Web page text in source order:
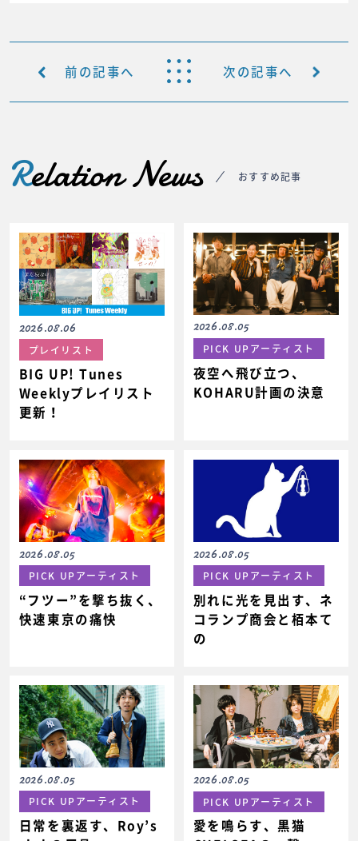
前の記事へ 次の記事へ
Relation News おすすめ記事
2026.08.06
プレイリスト
BIG UP! Tunes
Weeklyプレイリスト
更新！
2026.08.05
PICK UPアーティスト
夜空へ飛び立つ、
KOHARU計画の決意
2026.08.05
PICK UPアーティスト
“フツー”を撃ち抜く、
快速東京の痛快
2026.08.05
PICK UPアーティスト
別れに光を見出す、ネ
コランプ商会と栢本て
の
2026.08.05
PICK UPアーティスト
日常を裏返す、Roy’s
2026.08.05
PICK UPアーティスト
愛を鳴らす、黒猫